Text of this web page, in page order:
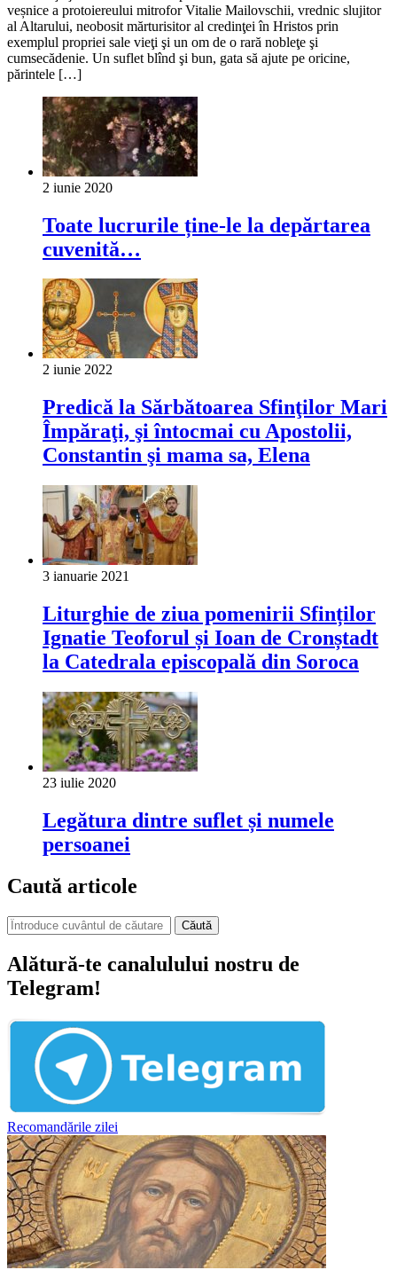
veșnice a protoiereului mitrofor Vitalie Mailovschii, vrednic slujitor
al Altarului, neobosit mărturisitor al credinţei în Hristos prin
exemplul propriei sale vieţi şi un om de o rară nobleţe şi
cumsecădenie. Un suflet blînd şi bun, gata să ajute pe oricine,
părintele […]
2 iunie 2020
Toate lucrurile ține-le la depărtarea
cuvenită…
2 iunie 2022
Predică la Sărbătoarea Sfinţilor Mari
Împăraţi, şi întocmai cu Apostolii,
Constantin şi mama sa, Elena
3 ianuarie 2021
Liturghie de ziua pomenirii Sfinților
Ignatie Teoforul și Ioan de Cronștadt
la Catedrala episcopală din Soroca
23 iulie 2020
Legătura dintre suflet și numele
persoanei
Caută articole
Căută
Alătură-te canalulului nostru de
Telegram!
Recomandările zilei